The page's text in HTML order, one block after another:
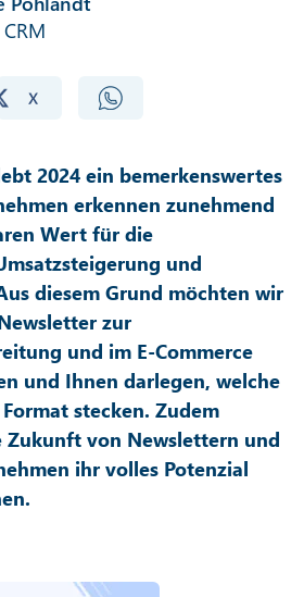
2024 ein bemerkenswertes
erkennen zunehmend
Wert für die
und
diesem Grund möchten wir
zur
und im E-Commerce
und Ihnen darlegen, welche
stecken. Zudem
Zukunft von Newslettern und
ihr volles Potenzial